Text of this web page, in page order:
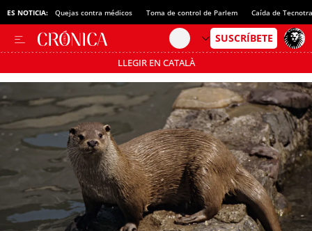
ES NOTICIA: Quejas contra médicos Toma de control de Parlem Caída de
LLEGIR EN CATALÀ
Pásate al MODO AHORRO